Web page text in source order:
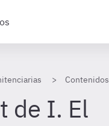
Contenidos
de I. El